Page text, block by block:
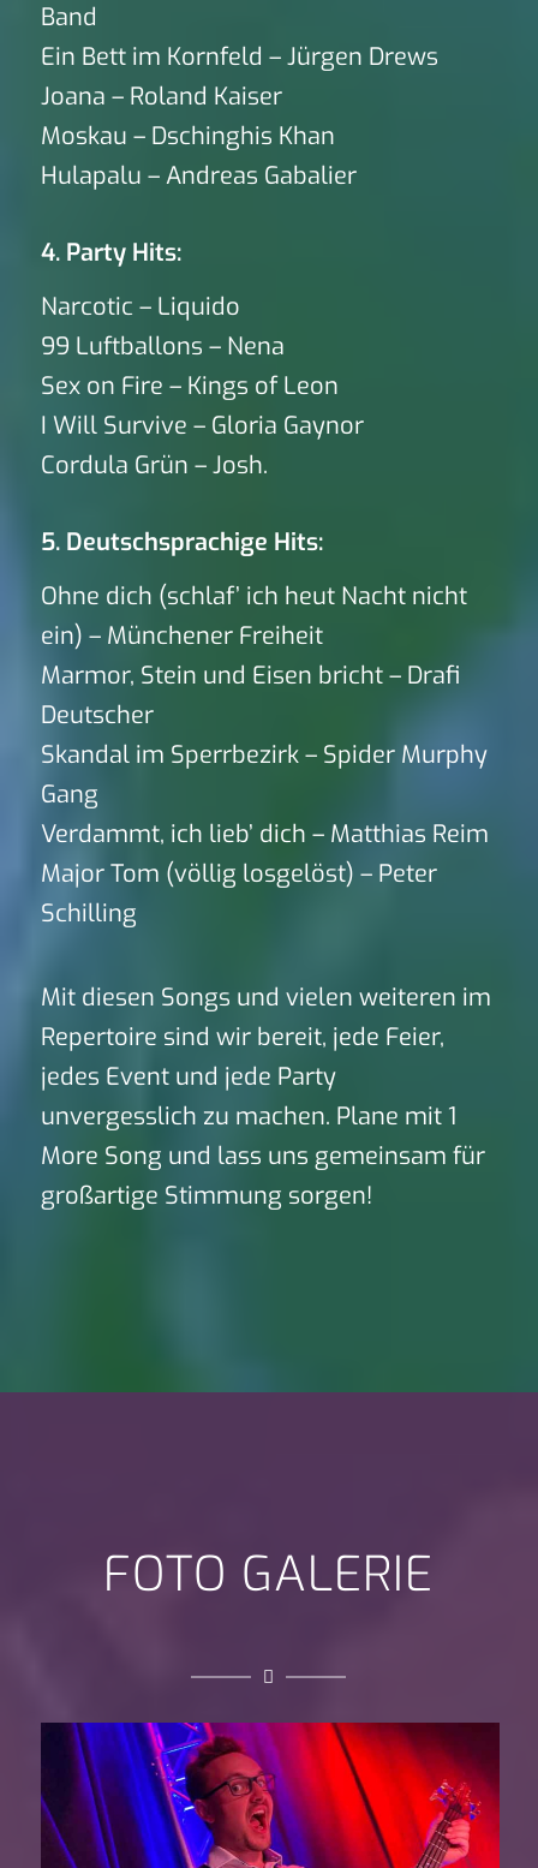
Band
Ein Bett im Kornfeld – Jürgen Drews
Joana – Roland Kaiser
Moskau – Dschinghis Khan
Hulapalu – Andreas Gabalier
4. Party Hits:
Narcotic – Liquido
99 Luftballons – Nena
Sex on Fire – Kings of Leon
I Will Survive – Gloria Gaynor
Cordula Grün – Josh.
5. Deutschsprachige Hits:
Ohne dich (schlaf’ ich heut Nacht nicht
ein) – Münchener Freiheit
Marmor, Stein und Eisen bricht – Drafi
Deutscher
Skandal im Sperrbezirk – Spider Murphy
Gang
Verdammt, ich lieb’ dich – Matthias Reim
Major Tom (völlig losgelöst) – Peter
Schilling
Mit diesen Songs und vielen weiteren im
Repertoire sind wir bereit, jede Feier,
jedes Event und jede Party
unvergesslich zu machen. Plane mit 1
More Song und lass uns gemeinsam für
großartige Stimmung sorgen!
FOTO GALERIE